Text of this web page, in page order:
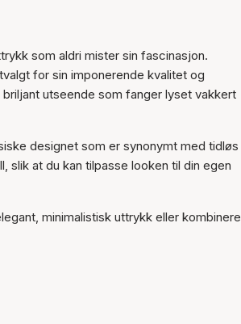
som aldri mister sin fascinasjon.
for sin imponerende kvalitet og
utseende som fanger lyset vakkert
designet som er synonymt med tidløs
slik at du kan tilpasse looken til din egen
minimalistisk uttrykk eller kombinere